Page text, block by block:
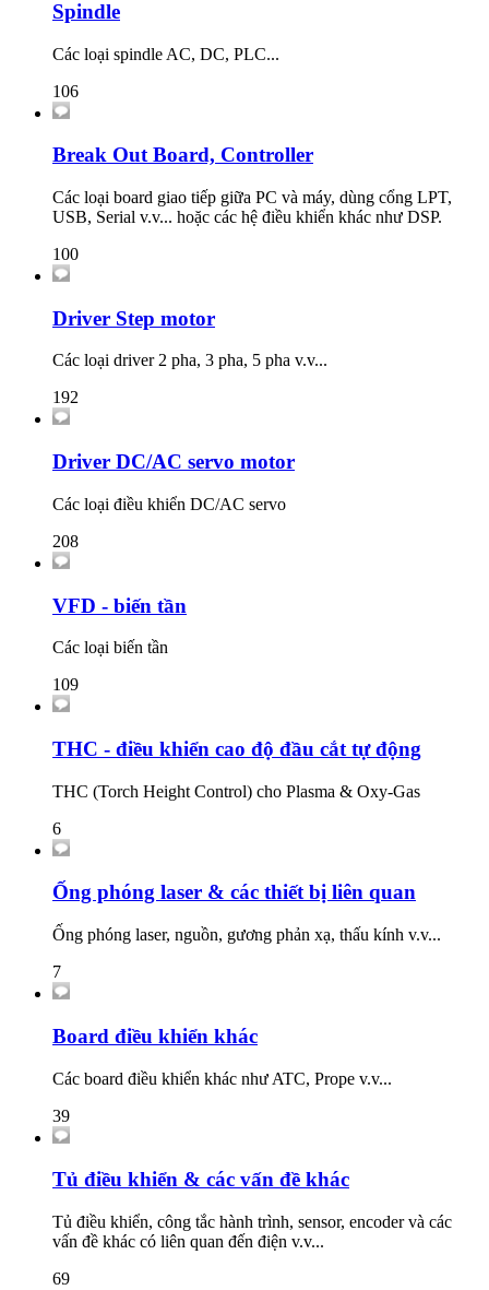
Spindle
Các loại spindle AC, DC, PLC...
106
Break Out Board, Controller
Các loại board giao tiếp giữa PC và máy, dùng cổng LPT,
USB, Serial v.v... hoặc các hệ điều khiển khác như DSP.
100
Driver Step motor
Các loại driver 2 pha, 3 pha, 5 pha v.v...
192
Driver DC/AC servo motor
Các loại điều khiển DC/AC servo
208
VFD - biến tần
Các loại biến tần
109
THC - điều khiển cao độ đầu cắt tự động
THC (Torch Height Control) cho Plasma & Oxy-Gas
6
Ống phóng laser & các thiết bị liên quan
Ống phóng laser, nguồn, gương phản xạ, thấu kính v.v...
7
Board điều khiển khác
Các board điều khiển khác như ATC, Prope v.v...
39
Tủ điều khiển & các vấn đề khác
Tủ điều khiển, công tắc hành trình, sensor, encoder và các
vấn đề khác có liên quan đến điện v.v...
69